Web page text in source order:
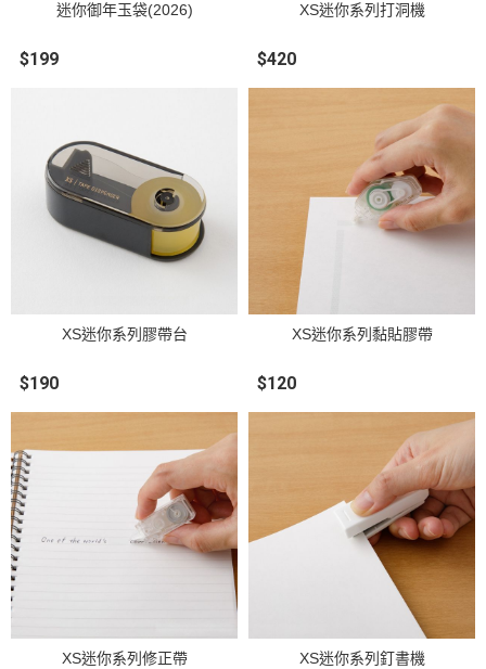
迷你御年玉袋(2026)
$199
XS迷你系列打洞機
$420
XS迷你系列膠帶台
$190
XS迷你系列黏貼膠帶
$120
XS迷你系列修正帶 XS迷你系列釘書機